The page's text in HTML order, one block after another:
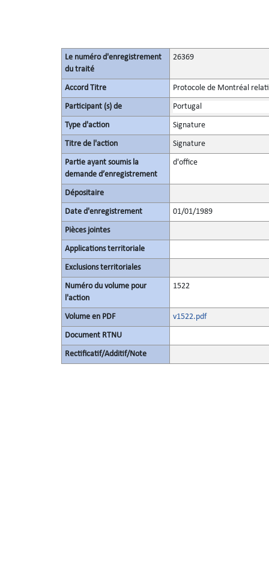
Le numéro d'enregistrement
du traité
26369
Accord Titre Protocole de Montréal
Participant (s) de Portugal
Type d'action Signature
Titre de l'action Signature
Partie ayant soumis la
demande d’enregistrement
d'office
Dépositaire
Date d'enregistrement 01/01/1989
Pièces jointes
Applications territoriale
Exclusions territoriales
Numéro du volume pour
l'action
1522
Volume en PDF v1522.pdf
Document RTNU
Rectificatif/Additif/Note